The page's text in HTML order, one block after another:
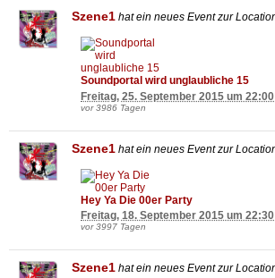
Szene1 hat ein neues Event zur
Soundportal wird unglaubliche 15
Freitag, 25. September 2015 um 22:00
vor 3986 Tagen
Szene1 hat ein neues Event zur
Hey Ya Die 00er Party
Freitag, 18. September 2015 um 22:30
vor 3997 Tagen
Szene1 hat ein neues Event zur